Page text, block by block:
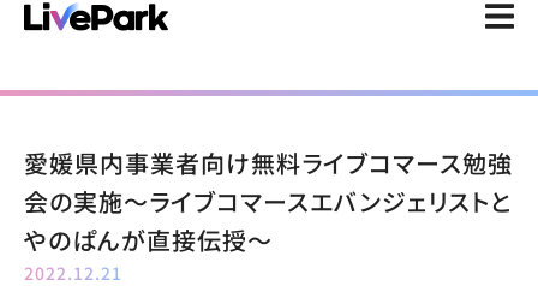
愛媛県内事業者向け無料ライブコマース勉強
会の実施〜ライブコマースエバンジェリストと
やのぱんが直接伝授～
2022.12.21